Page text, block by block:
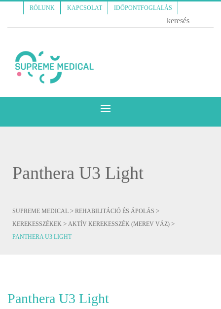
RÓLUNK KAPCSOLAT IDŐPONTFOGLALÁS
Panthera U3 Light
SUPREME MEDICAL > REHABILITÁCIÓ ÉS ÁPOLÁS >
KEREKESSZÉKEK > AKTÍV KEREKESSZÉK (MEREV VÁZ) >
PANTHERA U3 LIGHT
Panthera U3 Light